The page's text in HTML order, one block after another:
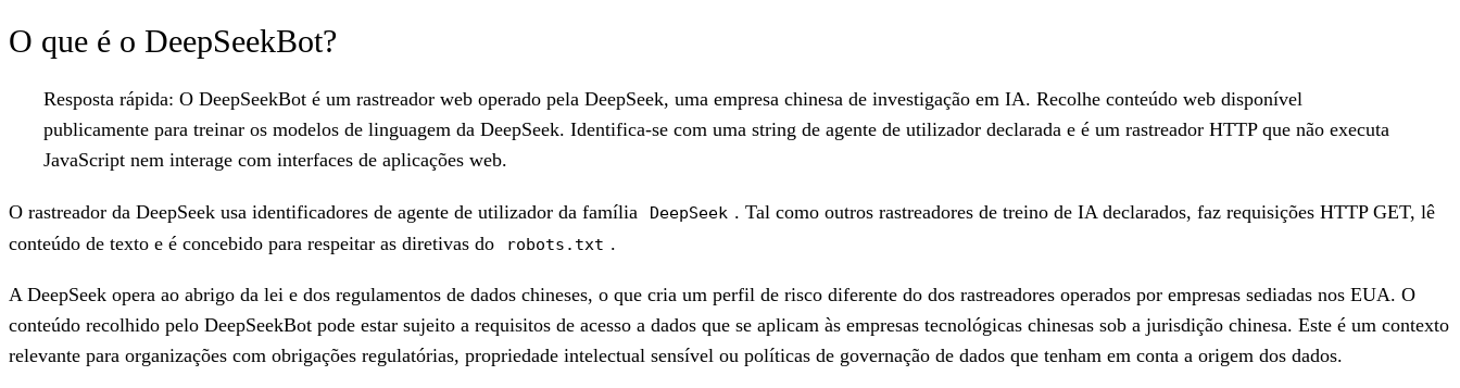
O que é o DeepSeekBot?
Resposta rápida: O DeepSeekBot é um rastreador web operado pela DeepSeek, uma empresa chinesa de investigação em IA. Recolhe conteúdo web disponível
publicamente para treinar os modelos de linguagem da DeepSeek. Identifica-se com uma string de agente de utilizador declarada e é um rastreador HTTP que não executa
JavaScript nem interage com interfaces de aplicações web.
O rastreador da DeepSeek usa identificadores de agente de utilizador da família DeepSeek . Tal como outros rastreadores de treino de IA declarados, faz requisições HTTP GET, lê
conteúdo de texto e é concebido para respeitar as diretivas do
robots.txt .
A DeepSeek opera ao abrigo da lei e dos regulamentos de dados chineses, o que cria um perfil de risco diferente do dos rastreadores operados por empresas sediadas nos EUA. O
conteúdo recolhido pelo DeepSeekBot pode estar sujeito a requisitos de acesso a dados que se aplicam às empresas tecnológicas chinesas sob a jurisdição chinesa. Este é um contexto
relevante para organizações com obrigações regulatórias, propriedade intelectual sensível ou políticas de governação de dados que tenham em conta a origem dos dados.